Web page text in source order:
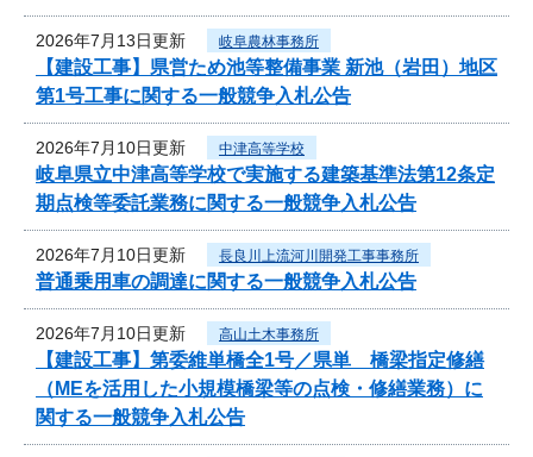
2026年7月13日更新 岐阜農林事務所
【建設工事】県営ため池等整備事業 新池（岩田）地区
第1号工事に関する一般競争入札公告
2026年7月10日更新 中津高等学校
岐阜県立中津高等学校で実施する建築基準法第12条定
期点検等委託業務に関する一般競争入札公告
2026年7月10日更新 長良川上流河川開発工事事務所
普通乗用車の調達に関する一般競争入札公告
2026年7月10日更新 高山土木事務所
【建設工事】第委維単橋全1号／県単 橋梁指定修繕
（MEを活用した小規模橋梁等の点検・修繕業務）に
関する一般競争入札公告